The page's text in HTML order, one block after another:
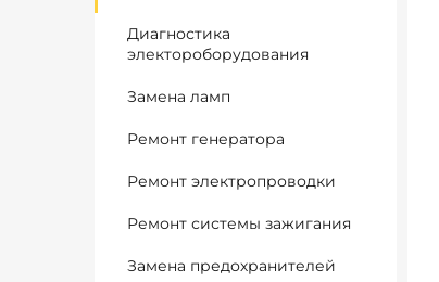
Диагностика
электороборудования
Замена ламп
Ремонт генератора
Ремонт электропроводки
Ремонт системы зажигания
Замена предохранителей